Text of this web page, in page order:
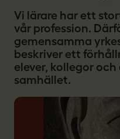
Vi lärare har ett
vår profession.
gemensamma
beskriver ett
elever, kollegor
samhället.